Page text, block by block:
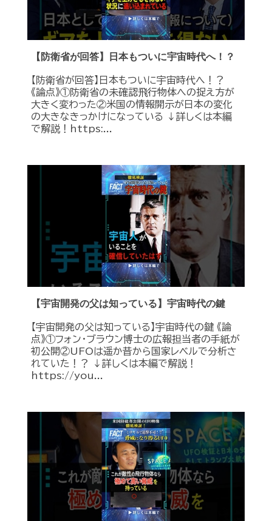
【防衛省が回答】日本もついに宇宙時代へ！？
【防衛省が回答】日本もついに宇宙時代へ！？
《論点》①防衛省の未確認飛行物体への捉え方が
大きく変わった②米国の情報開示が日本の変化
の大きなきっかけになっている ↓詳しくは本編
で解説！https:...
【宇宙開発の父は知っている】宇宙時代の鍵
【宇宙開発の父は知っている】宇宙時代の鍵 《論
点》①フォン・ブラウン博士の広報担当者の手紙が
初公開②UFOは遥か昔から国家レベルで分析さ
れていた！？ ↓詳しくは本編で解説！
https://you...